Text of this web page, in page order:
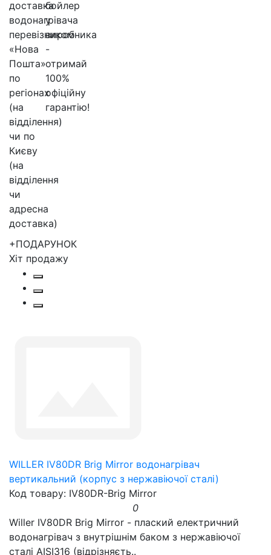
+ПОДАРУНОК
Хіт продажу
WILLER IV80DR Brig Mirror водонагрівач
вертикальний (корпус з нержавіючої сталі)
Код товару: IV80DR-Brig Mirror
0
Willer IV80DR Brig Mirror - плаский електричний
водонагрівач з внутрішнім баком з нержавіючої
сталі AISI316 (відрізняєть..